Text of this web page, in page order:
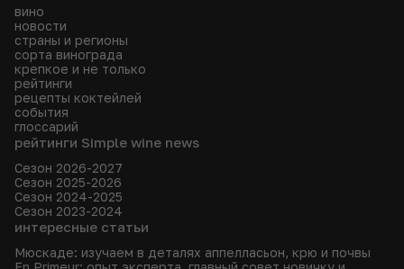
вино
новости
страны и регионы
сорта винограда
крепкое и не только
рейтинги
рецепты коктейлей
события
глоссарий
рейтинги Simple wine news
Сезон 2026-2027
Сезон 2025-2026
Сезон 2024-2025
Сезон 2023-2024
интересные статьи
Мюскаде: изучаем в деталях аппелласьон, крю и почвы